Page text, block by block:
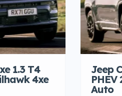
1.3 T4
4xe
Jeep
Auto